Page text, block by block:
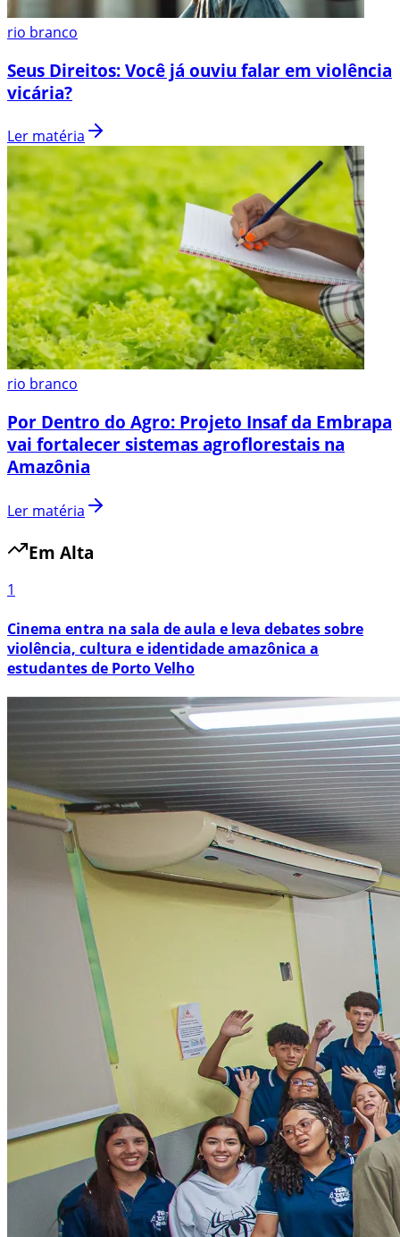
rio branco
Seus Direitos: Você já ouviu falar em violência
vicária?
Ler matéria
rio branco
Por Dentro do Agro: Projeto Insaf da Embrapa
vai fortalecer sistemas agroflorestais na
Amazônia
Ler matéria
Em Alta
1
Cinema entra na sala de aula e leva debates sobre
violência, cultura e identidade amazônica a
estudantes de Porto Velho